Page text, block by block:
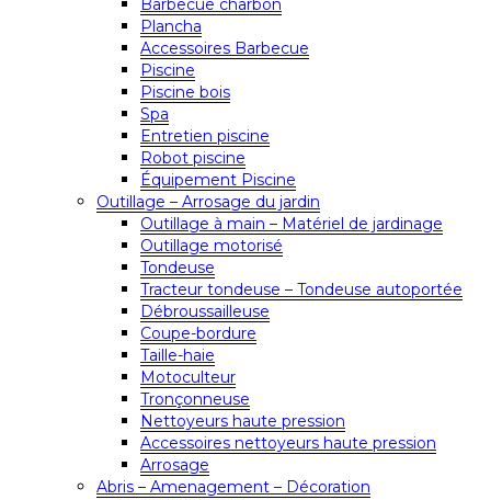
Barbecue charbon
Plancha
Accessoires Barbecue
Piscine
Piscine bois
Spa
Entretien piscine
Robot piscine
Équipement Piscine
Outillage – Arrosage du jardin
Outillage à main – Matériel de jardinage
Outillage motorisé
Tondeuse
Tracteur tondeuse – Tondeuse autoportée
Débroussailleuse
Coupe-bordure
Taille-haie
Motoculteur
Tronçonneuse
Nettoyeurs haute pression
Accessoires nettoyeurs haute pression
Arrosage
Abris – Amenagement – Décoration